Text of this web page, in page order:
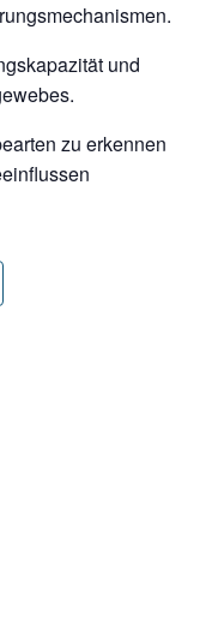
und
zu erkennen